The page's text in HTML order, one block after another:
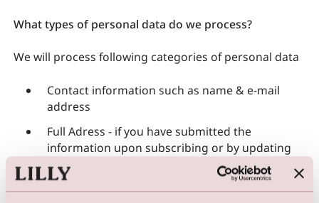
What types of personal data do we process?
We will process following categories of personal data
Contact information such as name & e-mail
address
Full Adress - if you have submitted the
information upon subscribing or by updating
you profile